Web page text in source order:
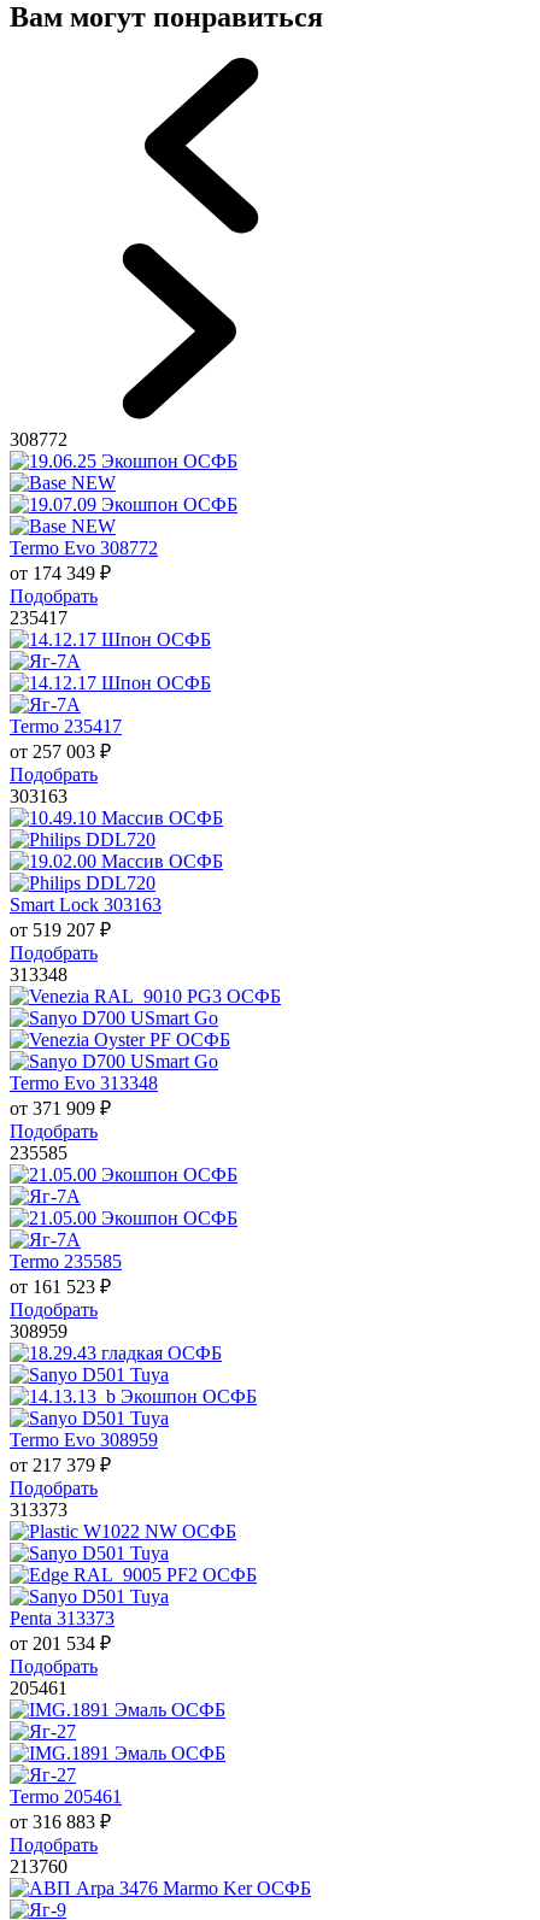
Вам могут понравиться
308772
Termo Evo 308772
от 174 349 ₽
Подобрать
235417
Termo 235417
от 257 003 ₽
Подобрать
303163
Smart Lock 303163
от 519 207 ₽
Подобрать
313348
Termo Evo 313348
от 371 909 ₽
Подобрать
235585
Termo 235585
от 161 523 ₽
Подобрать
308959
Termo Evo 308959
от 217 379 ₽
Подобрать
313373
Penta 313373
от 201 534 ₽
Подобрать
205461
Termo 205461
от 316 883 ₽
Подобрать
213760